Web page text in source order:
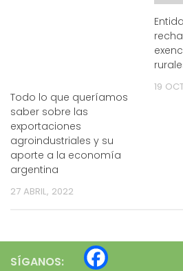
Todo lo que queríamos
saber sobre las
exportaciones
agroindustriales y su
aporte a la economía
argentina
27 ABRIL, 2022
19
SÍGANOS: